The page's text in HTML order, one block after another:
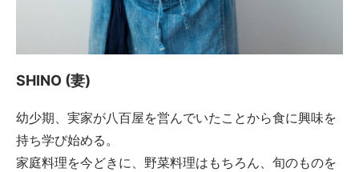
SHINO (妻)
幼少期、実家が八百屋を営んでいたことから食に興味を
持ち学び始める。
家庭料理を今どきに、野菜料理はもちろん、旬のものを